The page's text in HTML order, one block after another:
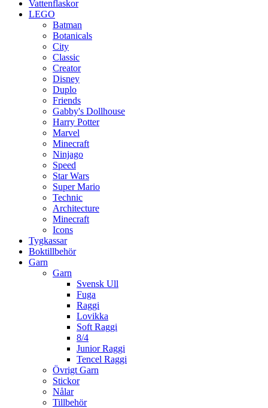
Vattenflaskor
LEGO
Batman
Botanicals
City
Classic
Creator
Disney
Duplo
Friends
Gabby's Dollhouse
Harry Potter
Marvel
Minecraft
Ninjago
Speed
Star Wars
Super Mario
Technic
Architecture
Minecraft
Icons
Tygkassar
Boktillbehör
Garn
Garn
Svensk Ull
Fuga
Raggi
Lovikka
Soft Raggi
8/4
Junior Raggi
Tencel Raggi
Övrigt Garn
Stickor
Nålar
Tillbehör